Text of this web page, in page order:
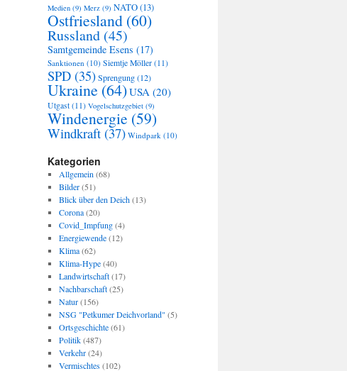
Medien (9) Merz (9) NATO(13)
Ostfriesland (60)
Russland (45)
Samtgemeinde Esens (17)
Sanktionen (10) Siemtje Möller (11)
SPD (35)Sprengung(12)
Ukraine (64)USA (20)
Utgast (11) Vogelschutzgebiet (9)
Windenergie (59)
Windkraft (37) Windpark (10)
Kategorien
Allgemein (68)
Bilder(51)
Blick über den Deich(13)
Corona(20)
Covid_Impfung(4)
Energiewende(12)
Klima(62)
Klima-Hype(40)
Landwirtschaft(17)
Nachbarschaft(25)
Natur(156)
NSG "Petkumer Deichvorland" (5)
Ortsgeschichte(61)
Politik(487)
Verkehr(24)
Vermischtes(102)